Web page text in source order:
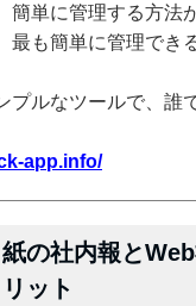
簡単に管理する方法
最も簡単に管理でき
プルなツールで、誰
app.info/
の社内報と
ット